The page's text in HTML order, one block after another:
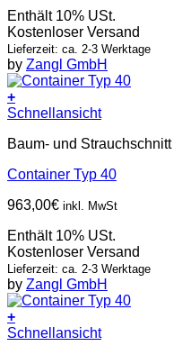
Enthält 10% USt.
Kostenloser Versand
Lieferzeit: ca. 2-3 Werktage
by Zangl GmbH
+
Schnellansicht
Baum- und Strauchschnitt
Container Typ 40
963,00€ inkl. MwSt
Enthält 10% USt.
Kostenloser Versand
Lieferzeit: ca. 2-3 Werktage
by Zangl GmbH
+
Schnellansicht